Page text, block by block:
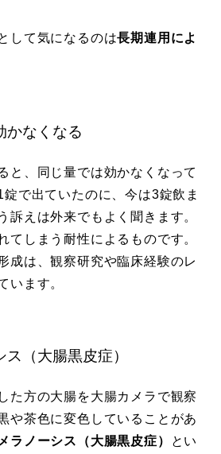
して気になるのは長期連用によ
なくなる
と、同じ量では効かなくなって
で出ていたのに、今は3錠飲ま
訴えは外来でもよく聞きます。
てしまう耐性によるものです。
成は、観察研究や臨床経験のレ
います。
（大腸黒皮症）
た方の大腸を大腸カメラで観察
や茶色に変色していることがあ
ラノーシス（大腸黒皮症）
とい